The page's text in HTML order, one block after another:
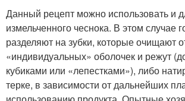
Данный рецепт можно использовать и
измельченного чеснока. В этом случае
разделяют на зубки, которые очищают
«индивидуальных» оболочек и режут
кубиками или «лепестками»), либо
терке, в зависимости от дальнейших